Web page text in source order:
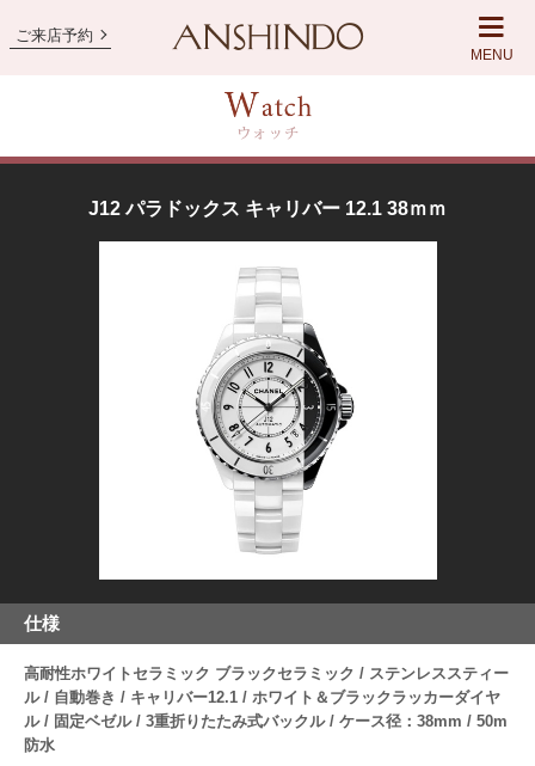
ご来店予約
MENU
J12 パラドックス キャリバー 12.1 38ｍｍ
仕様
高耐性ホワイトセラミック ブラックセラミック / ステンレススティー
ル / 自動巻き / キャリバー12.1 / ホワイト＆ブラックラッカーダイヤ
ル / 固定ベゼル / 3重折りたたみ式バックル / ケース径：38mm / 50m
防水